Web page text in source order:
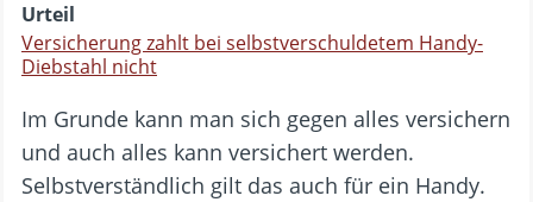
Urteil
Versicherung zahlt bei selbstverschuldetem Handy-
Diebstahl nicht
Im Grunde kann man sich gegen alles versichern
und auch alles kann versichert werden.
Selbstverständlich gilt das auch für ein Handy.